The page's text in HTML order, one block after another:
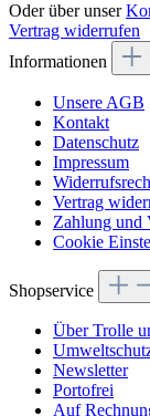
Oder über unser
Vertrag widerrufen
Informationen
Unsere AGB
Kontakt
Datenschutz
Impressum
Vertrag
Zahlung und
Cookie
Shopservice
Über Trolle
Newsletter
Portofrei
Auf